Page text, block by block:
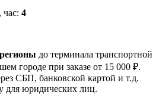
4
до терминала транспортной
городе при заказе от 15 000 ₽.
СБП, банковской картой и т.д.
для юридических лиц.